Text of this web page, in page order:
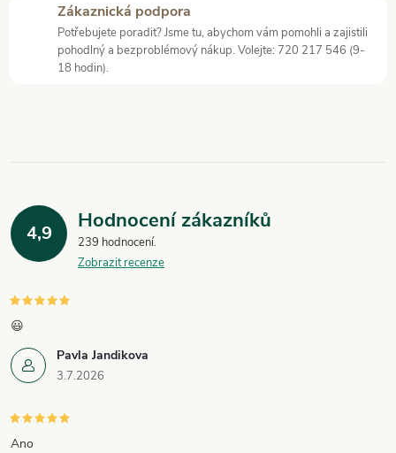
Zákaznická podpora
Potřebujete poradit? Jsme tu, abychom vám pomohli a zajistili
pohodlný a bezproblémový nákup. Volejte: 720 217 546 (9-
18 hodin).
4,9 Hodnocení zákazníků
239 hodnocení
Zobrazit recenze
Pavla Jandikova
3.7.2026
😃
Ano